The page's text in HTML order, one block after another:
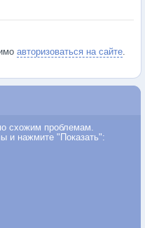
авторизоваться на сайте.
схожим проблемам.
и нажмите "Показать":